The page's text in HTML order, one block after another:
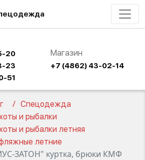
20
23
51
Магазин
+7 (4862) 43-02-14
Спецодежда
и рыбалки
и рыбалки летняя
летние
ЗАТОН" куртка, брюки КМФ